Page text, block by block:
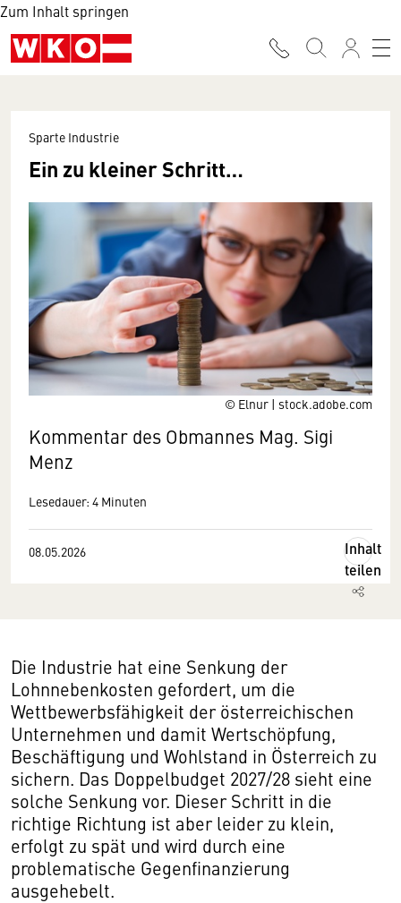
Zum Inhalt springen
© Elnur | stock.adobe.com
Sparte Industrie
Ein zu kleiner Schritt…
Kommentar des Obmannes Mag. Sigi
Menz
Lesedauer: 4 Minuten
08.05.2026
Inhalt
teilen
Die Industrie hat eine Senkung der
Lohnnebenkosten gefordert, um die
Wettbewerbsfähigkeit der österreichischen
Unternehmen und damit Wertschöpfung,
Beschäftigung und Wohlstand in Österreich zu
sichern. Das Doppelbudget 2027/28 sieht eine
solche Senkung vor. Dieser Schritt in die
richtige Richtung ist aber leider zu klein,
erfolgt zu spät und wird durch eine
problematische Gegenfinanzierung
ausgehebelt.